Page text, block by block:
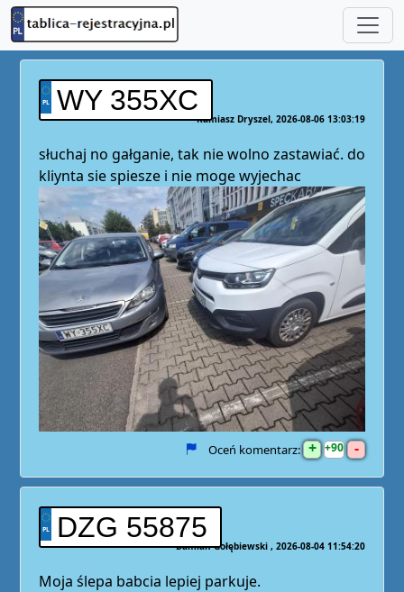
WY 355XC
Kamiasz Dryszel 2026-08-06 13:03:19
słuchaj no gałganie, tak nie wolno zastawiać. do
kliynta sie spiesze i nie moge wyjechac
Oceń komentarz: + 90 -
DZG 55875
Damian Gołębiewski 2026-08-04 11:54:20
Moja ślepa babcia lepiej parkuje.